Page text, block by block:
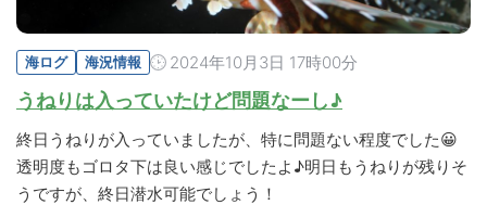
海ログ 海況情報 2024年10月3日 17時00分
うねりは入っていたけど問題なーし♪
終日うねりが入っていましたが、特に問題ない程度でした😀
透明度もゴロタ下は良い感じでしたよ♪明日もうねりが残りそ
うですが、終日潜水可能でしょう！